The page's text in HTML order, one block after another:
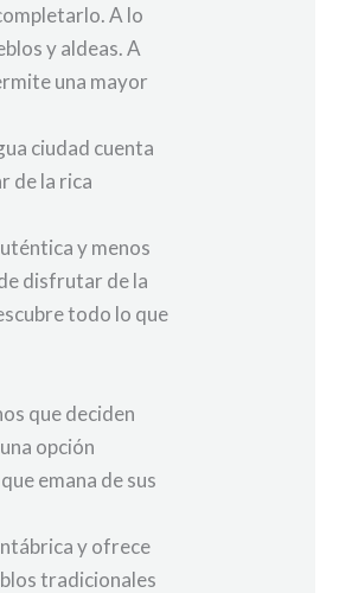
A lo
y aldeas. A
una mayor
ciudad cuenta
de la rica
y menos
disfrutar de la
todo lo que
que deciden
opción
emana de sus
y ofrece
tradicionales